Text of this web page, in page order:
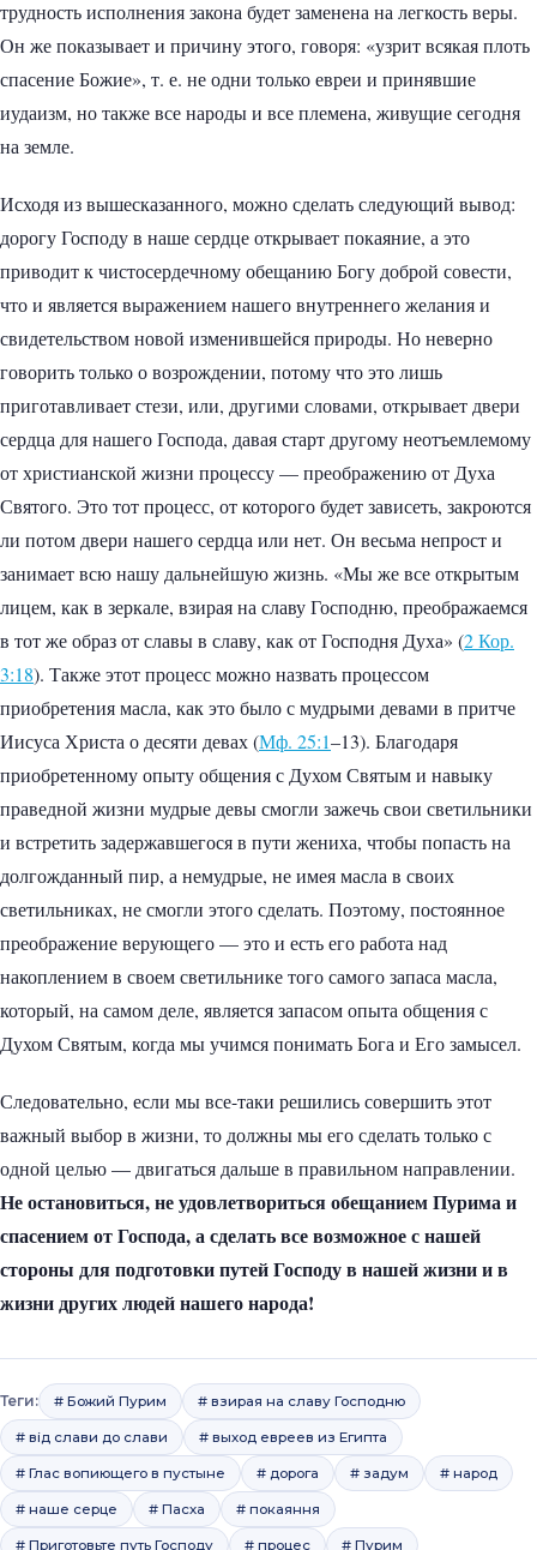
трудность исполнения закона будет заменена на легкость веры.
Он же показывает и причину этого, говоря: «узрит всякая плоть
спасение Божие», т. е. не одни только евреи и принявшие
иудаизм, но также все народы и все племена, живущие сегодня
на земле.
Исходя из вышесказанного, можно сделать следующий вывод:
дорогу Господу в наше сердце открывает покаяние, а это
приводит к чистосердечному обещанию Богу доброй совести,
что и является выражением нашего внутреннего желания и
свидетельством новой изменившейся природы. Но неверно
говорить только о возрождении, потому что это лишь
приготавливает стези, или, другими словами, открывает двери
сердца для нашего Господа, давая старт другому неотъемлемому
от христианской жизни процессу — преображению от Духа
Святого. Это тот процесс, от которого будет зависеть, закроются
ли потом двери нашего сердца или нет. Он весьма непрост и
занимает всю нашу дальнейшую жизнь. «Мы же все открытым
лицем, как в зеркале, взирая на славу Господню, преображаемся
в тот же образ от славы в славу, как от Господня Духа» (2 Кор.
3:18). Также этот процесс можно назвать процессом
приобретения масла, как это было с мудрыми девами в притче
Иисуса Христа о десяти девах (Мф. 25:1–13). Благодаря
приобретенному опыту общения с Духом Святым и навыку
праведной жизни мудрые девы смогли зажечь свои светильники
и встретить задержавшегося в пути жениха, чтобы попасть на
долгожданный пир, а немудрые, не имея масла в своих
светильниках, не смогли этого сделать. Поэтому, постоянное
преображение верующего — это и есть его работа над
накоплением в своем светильнике того самого запаса масла,
который, на самом деле, является запасом опыта общения с
Духом Святым, когда мы учимся понимать Бога и Его замысел.
Следовательно, если мы все-таки решились совершить этот
важный выбор в жизни, то должны мы его сделать только с
одной целью — двигаться дальше в правильном направлении.
Не остановиться, не удовлетвориться обещанием Пурима и
спасением от Господа, а сделать все возможное с нашей
стороны для подготовки путей Господу в нашей жизни и в
жизни других людей нашего народа!
Теги: # Божий Пурим # взирая на славу Господню
# від слави до слави # выход евреев из Египта
# Глас вопиющего в пустыне # дорога # задум # народ
# наше серце # Пасха # покаяння
# Приготовьте путь Господу # процес # Пурим